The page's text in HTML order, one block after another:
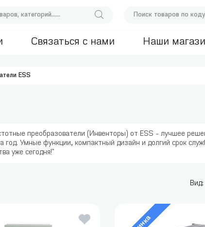
Связаться с нами Наши
ESS
преобразователи (Инвенторы) от ESS - лучшее
год. Умные функции, компактный дизайн и долгий срок
уже сегодня!"
Вид: